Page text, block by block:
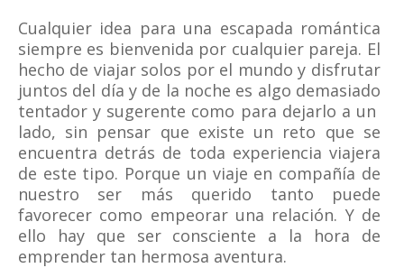
Cualquier idea para una escapada romántica
siempre es bienvenida por cualquier pareja. El
hecho de viajar solos por el mundo y disfrutar
juntos del día y de la noche es algo demasiado
tentador y sugerente como para dejarlo a un
lado, sin pensar que existe un reto que se
encuentra detrás de toda experiencia viajera
de este tipo. Porque un viaje en compañía de
nuestro ser más querido tanto puede
favorecer como empeorar una relación. Y de
ello hay que ser consciente a la hora de
emprender tan hermosa aventura.